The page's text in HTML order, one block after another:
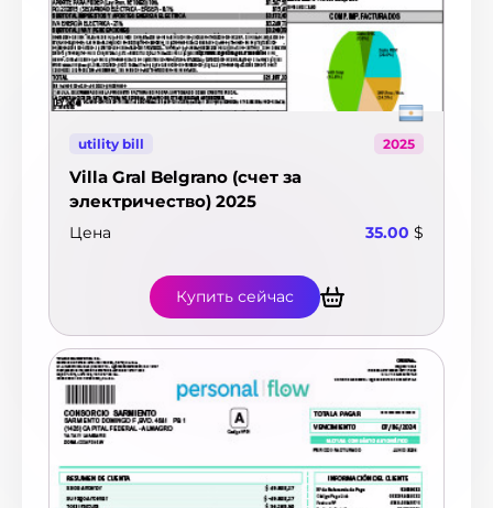
utility bill 2025
Villa Gral Belgrano (счет за
электричество) 2025
Цена 35.00 $
Купить сейчас